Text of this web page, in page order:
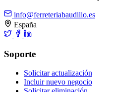
info@ferreteriabaudilio.es
España
Soporte
Solicitar actualización
Incluir nuevo negocio